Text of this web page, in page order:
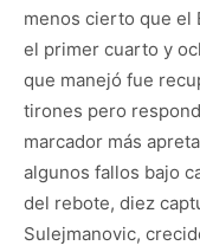
menos cierto que el
el primer cuarto y
que manejó fue
tirones pero
marcador más
algunos fallos bajo
del rebote, diez
Sulejmanovic,